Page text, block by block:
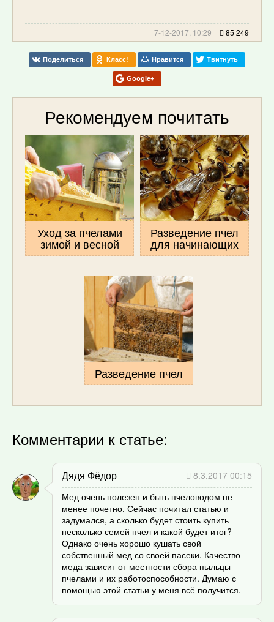
7-12-2017, 10:29 85 249
Поделиться Класс! Нравится Твитнуть
Google+
Рекомендуем почитать
Уход за пчелами
зимой и весной
Разведение пчел
для начинающих
Разведение пчел
Комментарии к статье:
Дядя Фёдор
8.3.2017 00:15
Мед очень полезен и быть пчеловодом не
менее почетно. Сейчас почитал статью и
задумался, а сколько будет стоить купить
несколько семей пчел и какой будет итог?
Однако очень хорошо кушать свой
собственный мед со своей пасеки. Качество
меда зависит от местности сбора пыльцы
пчелами и их работоспособности. Думаю с
помощью этой статьи у меня всё получится.